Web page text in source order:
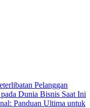
Pelanggan
Dunia Bisnis Saat Ini
Panduan Ultima untuk